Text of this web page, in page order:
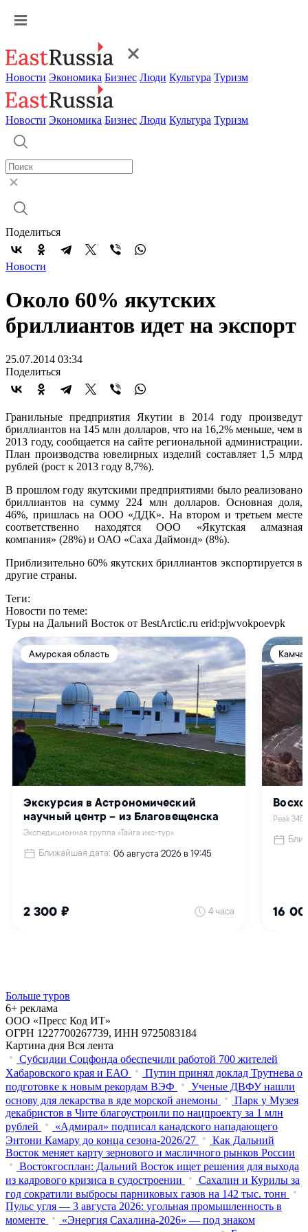
Новости Экономика Бизнес Люди Культура Туризм
Новости Экономика Бизнес Люди Культура Туризм
Поделиться
Новости
Около 60% якутских
бриллиантов идет на экспорт
25.07.2014 03:34
Поделиться
Гранильные предприятия Якутии в 2014 году произведут
бриллиантов на 145 млн долларов, что на 16,2% меньше, чем в
2013 году, сообщается на сайте региональной администрации.
План производства ювелирных изделий составляет 1,5 млрд
рублей (рост к 2013 году 8,7%).
В прошлом году якутскими предприятиями было реализовано
бриллиантов на сумму 224 млн долларов. Основная доля,
46%, пришлась на ООО «ДДК». На втором и третьем месте
соответственно находятся ООО «Якутская алмазная
компания» (28%) и ОАО «Саха Даймонд» (8%).
Приблизительно 60% якутских бриллиантов экспортируется в
другие страны.
Теги:
Новости по теме:
Туры на Дальний Восток от BestArctic.ru erid:pjwvokpoevpk
Больше туров
6+ реклама
ООО «Пресс Код ИТ»
ОГРН 1227700267739, ИНН 9725083184
Картина дня Вся лента
Субсидии Соцфонда обеспечили работой 700 жителей
Хабаровского края и ЕАО
Путин принял доклад Трутнева о
подготовке к новым рекордам ВЭФ
Ученые ДВФУ нашли
основу для лекарства в яде морской анемоны
Парк у Музея
декабристов в Чите благоустроили по нацпроекту за 1 млн
рублей
«Адмирал» подписал канадского нападающего
Энтони Камару до конца сезона-2026/27
Как Дальний
Восток меняет карту зернового и масличного рынков России
Востокгосплан: Дальний Восток ищет решения для выхода
из кадрового кризиса в судостроении
Сахалин и Курилы за
год сократили выбросы парниковых газов на 142 тыс. тонн
Пульс угля — 3 августа 2026: угольная промышленность в
моменте
«Энергия Сахалина-2026» — под знаком